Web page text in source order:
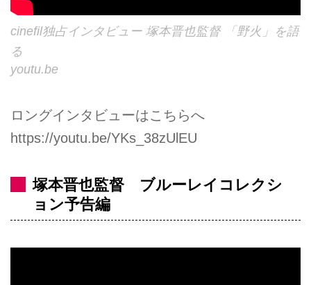
cinefil独占インタビュー 塚本晋也監督 「野火」を語
る
youtu.be
ロングインタビューはこちらへ
https://youtu.be/YKs_38zUlEU
塚本晋也監督 ブルーレイコレクシ
ョン予告編